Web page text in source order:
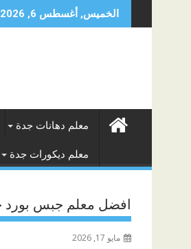
to
الخميس, أغسطس 6, 2026
معلم دهانات جدة
معلم ديكورات جدة
افضل معلم جبس بورد جدة
مايو 17, 2026